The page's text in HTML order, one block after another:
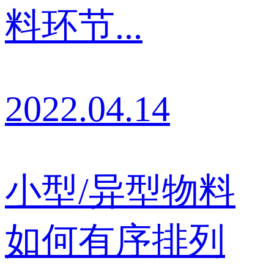
料环节...
2022.04.14
小型/异型物料
如何有序排列